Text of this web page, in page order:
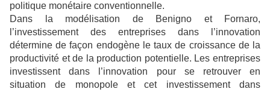
politique monétaire conventionnelle.
Dans la modélisation de Benigno et Fornaro,
l’investissement des entreprises dans l’innovation
détermine de façon endogène le taux de croissance de la
productivité et de la production potentielle. Les entreprises
investissent dans l’innovation pour se retrouver en
situation de monopole et cet investissement dans